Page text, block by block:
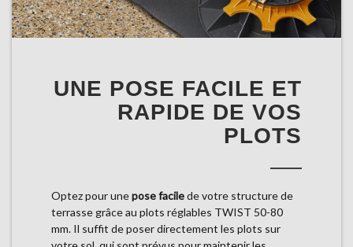
UNE POSE FACILE ET
RAPIDE DE VOS
PLOTS
Optez pour unepose facilede votre structure de
terrasse grâce au plots réglables TWIST 50-80
mm. Il suffit de poser directement les plots sur